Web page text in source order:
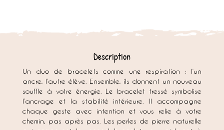
Description
Un duo de bracelets comme une respiration : l’un
ancre, l’autre élève. Ensemble, ils donnent un nouveau
souffle à votre énergie. Le bracelet tressé symbolise
l’ancrage et la stabilité intérieure. Il accompagne
chaque geste avec intention et vous relie à votre
chemin, pas après pas. Les perles de pierre naturelle